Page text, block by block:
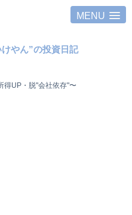
MENU
やん”の投資日記
得UP・脱"会社依存"〜